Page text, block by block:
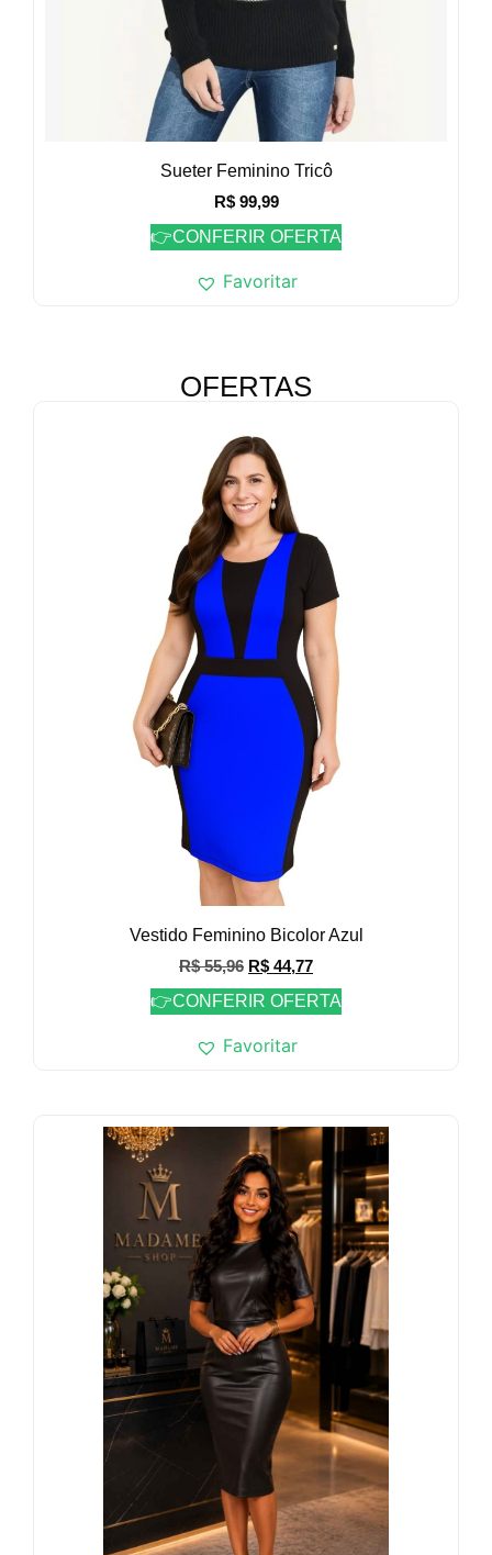
Sueter Feminino Tricô
R$99,99
👉CONFERIR OFERTA
Favoritar
OFERTAS
Vestido Feminino Bicolor Azul
R$55,96 R$ 44,77
👉CONFERIR OFERTA
Favoritar